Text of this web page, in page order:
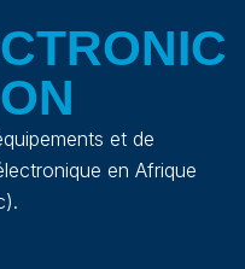
et de
en Afrique